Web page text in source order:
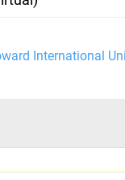
International